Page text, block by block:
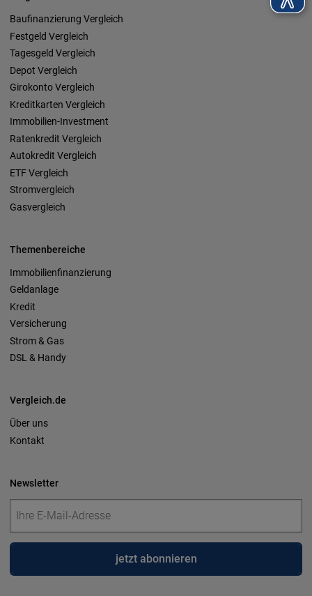
Baufinanzierung Vergleich
Festgeld Vergleich
Tagesgeld Vergleich
Depot Vergleich
Girokonto Vergleich
Kreditkarten Vergleich
Immobilien-Investment
Ratenkredit Vergleich
Autokredit Vergleich
ETF Vergleich
Stromvergleich
Gasvergleich
Themenbereiche
Immobilienfinanzierung
Geldanlage
Kredit
Versicherung
Strom & Gas
DSL & Handy
Vergleich.de
Über uns
Kontakt
Newsletter
jetzt abonnieren